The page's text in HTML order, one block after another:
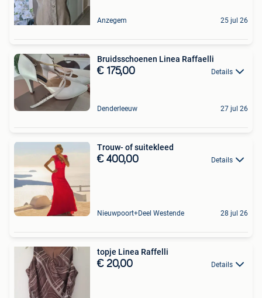
Anzegem 25 jul 26
Bruidsschoenen Linea Raffaelli
€ 175,00 Details
Denderleeuw 27 jul 26
Trouw- of suitekleed
€ 400,00 Details
Nieuwpoort+Deel Westende 28 jul 26
topje Linea Raffelli
€ 20,00 Details